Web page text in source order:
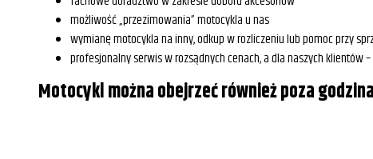
możliwość „przezimowania” motocykla u nas
wymianę motocykla na inny, odkup w rozliczeniu lub pomoc przy
profesjonalny serwis w rozsądnych cenach, a dla naszych klientów
Motocykl można obejrzeć również poza